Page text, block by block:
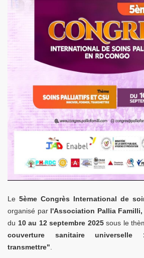
Le 5ème Congrès International de
organisé parl'Association Pallia Familli,
du 10 au 12 septembre 2025sous le
couverture sanitaire universelle
transmettre"